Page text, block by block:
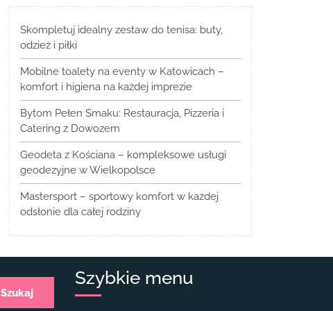
Skompletuj idealny zestaw do tenisa: buty,
odzież i piłki
Mobilne toalety na eventy w Katowicach –
komfort i higiena na każdej imprezie
Bytom Pełen Smaku: Restauracja, Pizzeria i
Catering z Dowozem
Geodeta z Kościana – kompleksowe usługi
geodezyjne w Wielkopolsce
Mastersport – sportowy komfort w każdej
odsłonie dla całej rodziny
Szukaj
Szybkie menu